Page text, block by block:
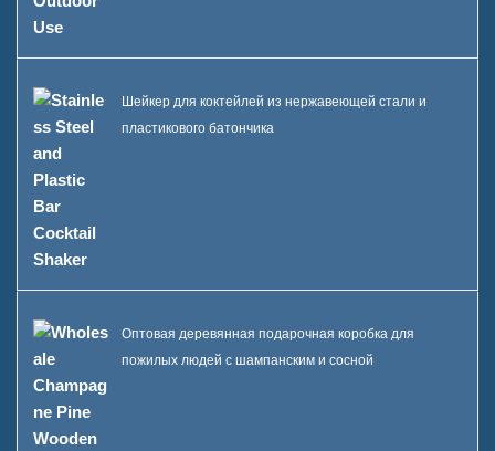
Шейкер для коктейлей из нержавеющей стали и
пластикового батончика
Оптовая деревянная подарочная коробка для
пожилых людей с шампанским и сосной